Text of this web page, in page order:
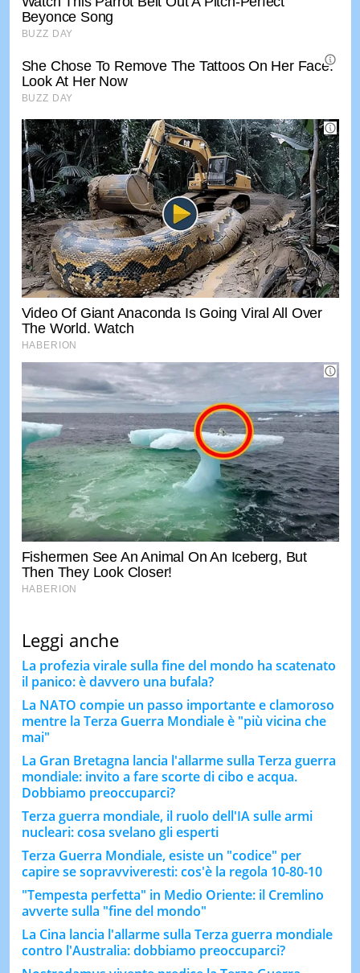
Leggi anche
La profezia virale sulla fine del mondo ha scatenato
il panico: è davvero una bufala?
La NATO compie un passo importante e clamoroso
mentre la Terza Guerra Mondiale è "più vicina che
mai"
La Gran Bretagna lancia l'allarme sulla Terza guerra
mondiale: invito a fare scorte di cibo e acqua.
Dobbiamo preoccuparci?
Terza guerra mondiale, il ruolo dell'IA sulle armi
nucleari: cosa svelano gli esperti
Terza Guerra Mondiale, esiste un "codice" per
capire se sopravviveresti: cos'è la regola 10-80-10
"Tempesta perfetta" in Medio Oriente: il Cremlino
avverte sulla "fine del mondo"
La Cina lancia l'allarme sulla Terza guerra mondiale
contro l'Australia: dobbiamo preoccuparci?